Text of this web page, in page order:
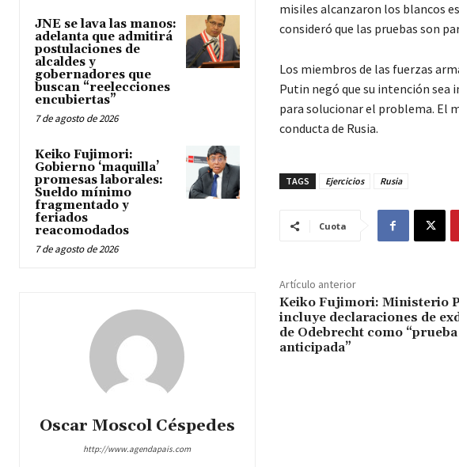
JNE se lava las manos:
adelanta que admitirá
postulaciones de
alcaldes y
gobernadores que
buscan “reelecciones
encubiertas”
7 de agosto de 2026
Keiko Fujimori:
Gobierno ‘maquilla’
promesas laborales:
Sueldo mínimo
fragmentado y
feriados
reacomodados
7 de agosto de 2026
Oscar Moscol Céspedes
http://www.agendapais.com
misiles alcanzaron los blancos
consideró que las pruebas son
Los miembros de las fuerzas
Putin negó que su intención sea
para solucionar el problema. El
conducta de Rusia.
TAGS Ejercicios Rusia
Cuota
Artículo anterior
Keiko Fujimori: Ministerio
incluye declaraciones de
de Odebrecht como “prueba
anticipada”